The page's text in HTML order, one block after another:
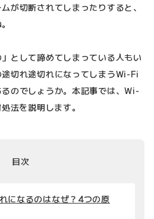
が切断されてしまったりすると、
として諦めてしまっている人もい
切れ途切れになってしまうWi-Fi
のでしょうか。本記事では、Wi-
法を説明します。
目次
になるのはなぜ？4つの原